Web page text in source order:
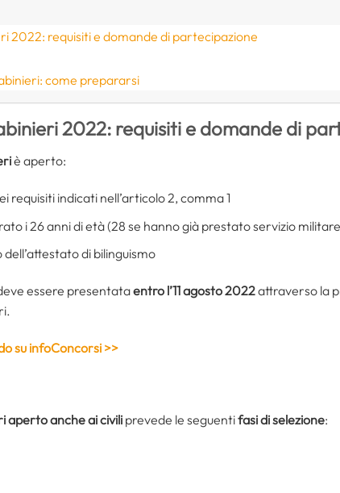
2022: requisiti e domande di partecipazione
come prepararsi
2022: requisiti e domande di
è aperto:
requisiti indicati nell’articolo 2, comma 1
i 26 anni di età (28 se hanno già prestato servizio
dell’attestato di bilinguismo
essere presentataentro l’11 agosto 2022attraverso la
su infoConcorsi >>
aperto anche ai civili prevede le seguentifasi di selezione: